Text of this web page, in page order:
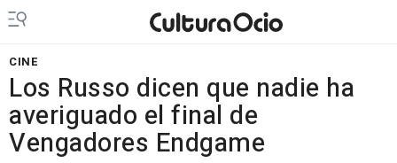
CINE
Los Russo dicen que nadie ha
averiguado el final de
Vengadores Endgame